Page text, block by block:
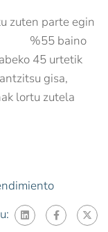
zuten parte egin
%55 baino
45 urtetik
gisa,
lortu zutela